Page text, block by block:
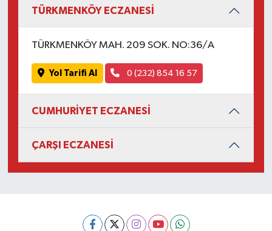
TÜRKMENKÖY ECZANESİ
TÜRKMENKÖY MAH. 209 SOK. NO:36/A
Yol Tarifi Al 0 (232) 854 16 57
CUMHURİYET ECZANESİ
ÇARŞI ECZANESİ